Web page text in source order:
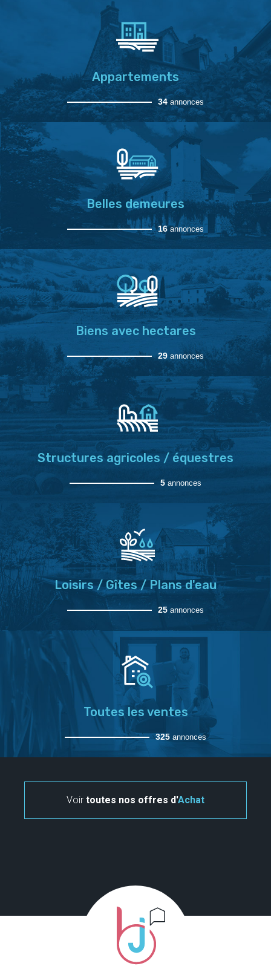
Appartements
34 annonces
Belles demeures
16annonces
Biens avec hectares
29 annonces
Structures agricoles / équestres
5 annonces
Loisirs / Gîtes / Plans d'eau
25 annonces
Toutes les ventes
325 annonces
Voir toutes nos offres d'Achat